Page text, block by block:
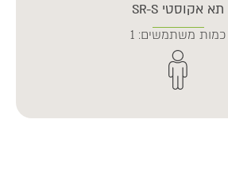
תא אקוסטי SR-S
כמות משתמשים: 1